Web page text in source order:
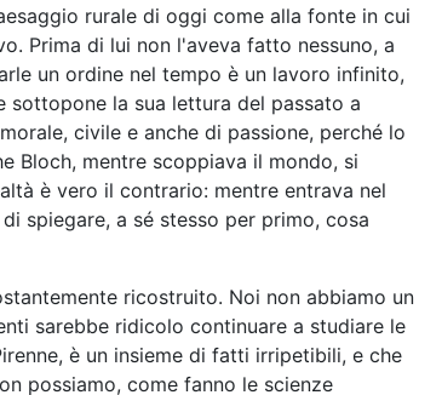
rurale di oggi come alla fonte in cui
Prima di lui non l'aveva fatto nessuno, a
un ordine nel tempo è un lavoro infinito,
la sua lettura del passato a
civile e anche di passione, perché lo
Bloch, mentre scoppiava il mondo, si
è vero il contrario: mentre entrava nel
spiegare, a sé stesso per primo, cosa
ricostruito. Noi non abbiamo un
sarebbe ridicolo continuare a studiare le
è un insieme di fatti irripetibili, e che
possiamo, come fanno le scienze